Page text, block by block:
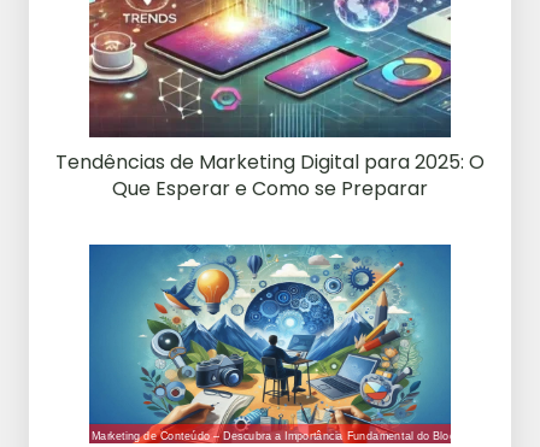
Tendências de Marketing Digital para 2025: O
Que Esperar e Como se Preparar